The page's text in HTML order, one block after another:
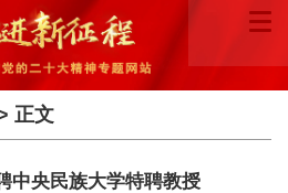
正文
中央民族大学特聘教授